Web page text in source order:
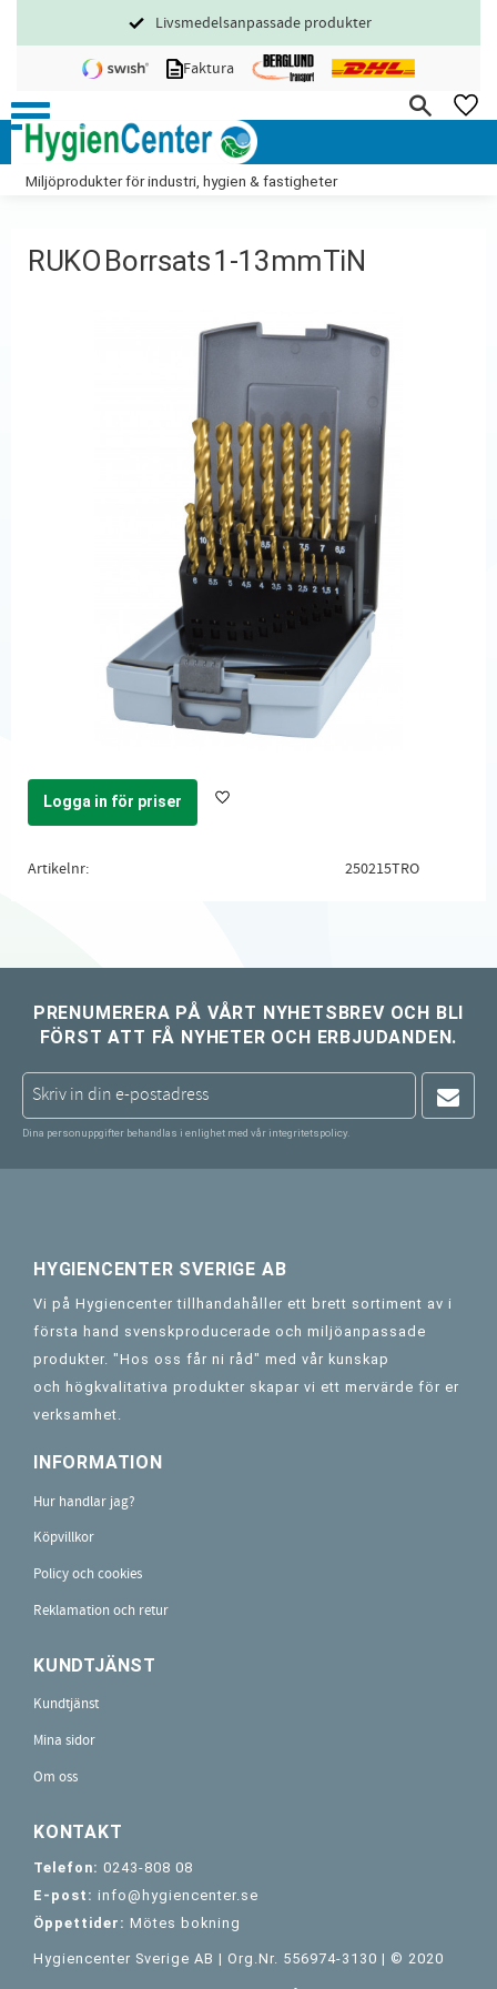
Meny
Livsmedelsanpassade produkter
Faktura
Miljöprodukter för industri, hygien & fastigheter
RUKO Borrsats 1-13mm TiN
Logga in för priser Lägg till i favoriter
Artikelnr 250215TRO
PRENUMERERA PÅ VÅRT NYHETSBREV OCH BLI
FÖRST ATT FÅ NYHETER OCH ERBJUDANDEN.
Dina personuppgifter behandlas i enlighet med vår integritetspolicy.
HYGIENCENTER SVERIGE AB
Vi på Hygiencenter tillhandahåller ett brett sortiment av i
första hand svenskproducerade och miljöanpassade
produkter. "Hos oss får ni råd" med vår kunskap
och högkvalitativa produkter skapar vi ett mervärde för er
verksamhet.
INFORMATION
Hur handlar jag?
Köpvillkor
Policy och cookies
Reklamation och retur
KUNDTJÄNST
Kundtjänst
Mina sidor
Om oss
KONTAKT
Telefon: 0243-808 08
E-post: info@hygiencenter.se
Öppettider: Mötes bokning
Hygiencenter Sverige AB | Org.Nr. 556974-3130 | © 2020